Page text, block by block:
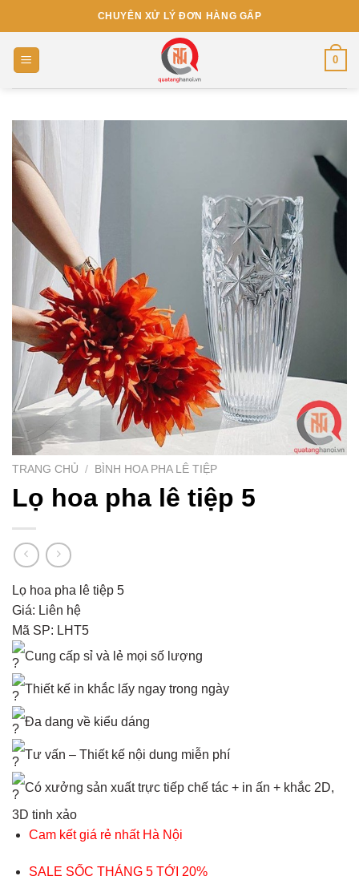
to
content
CHUYÊN XỬ LÝ ĐƠN HÀNG GẤP
0
TRANG CHỦ / BÌNH HOA PHA LÊ TIỆP
Lọ hoa pha lê tiệp 5
Lọ hoa pha lê tiệp 5
Giá: Liên hệ
Mã SP: LHT5
Cung cấp sỉ và lẻ mọi số lượng
Thiết kế in khắc lấy ngay trong ngày
Đa dang về kiểu dáng
Tư vấn – Thiết kế nội dung miễn phí
Có xưởng sản xuất trực tiếp chế tác + in ấn + khắc 2D,
3D tinh xảo
Cam kết giá rẻ nhất Hà Nội
SALE SỐC THÁNG 5 TỚI 20%